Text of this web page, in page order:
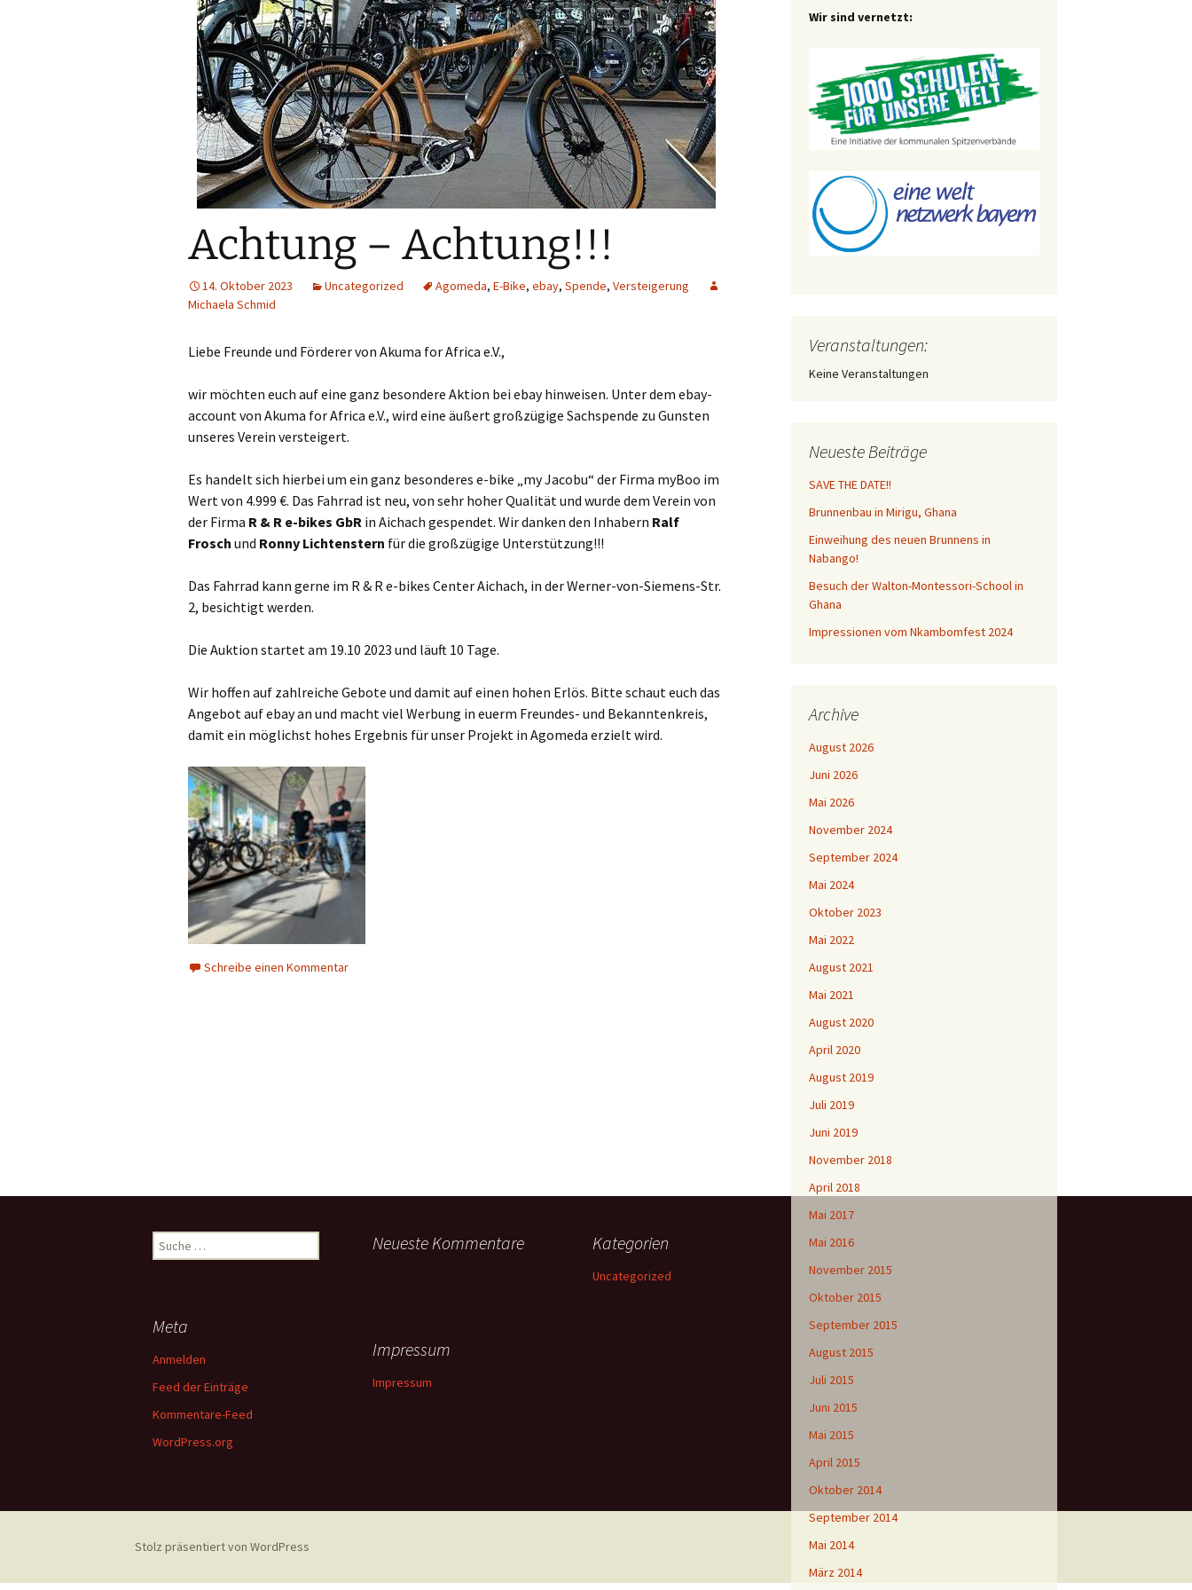
Achtung – Achtung!!!
14. Oktober 2023 Uncategorized Agomeda, E-Bike, ebay, Spende, Versteigerung
Michaela Schmid
Liebe Freunde und Förderer von Akuma for Africa e.V.,
wir möchten euch auf eine ganz besondere Aktion bei ebay hinweisen. Unter dem ebay-
account von Akuma for Africa e.V., wird eine äußert großzügige Sachspende zu Gunsten
unseres Verein versteigert.
Es handelt sich hierbei um ein ganz besonderes e-bike „my Jacobu“ der Firma myBoo im
Wert von 4.999 €. Das Fahrrad ist neu, von sehr hoher Qualität und wurde dem Verein von
der Firma R & R e-bikes GbR in Aichach gespendet. Wir danken den Inhabern Ralf
Frosch und Ronny Lichtenstern für die großzügige Unterstützung!!!
Das Fahrrad kann gerne im R & R e-bikes Center Aichach, in der Werner-von-Siemens-Str.
2, besichtigt werden.
Die Auktion startet am 19.10 2023 und läuft 10 Tage.
Wir hoffen auf zahlreiche Gebote und damit auf einen hohen Erlös. Bitte schaut euch das
Angebot auf ebay an und macht viel Werbung in euerm Freundes- und Bekanntenkreis,
damit ein möglichst hohes Ergebnis für unser Projekt in Agomeda erzielt wird.
Schreibe einen Kommentar
Wir sind vernetzt:
Veranstaltungen:
Keine Veranstaltungen
Neueste Beiträge
SAVE THE DATE!!
Brunnenbau in Mirigu, Ghana
Einweihung des neuen Brunnens in
Nabango!
Besuch der Walton-Montessori-School in
Ghana
Impressionen vom Nkambomfest 2024
Archive
August 2026
Juni 2026
Mai 2026
November 2024
September 2024
Mai 2024
Oktober 2023
Mai 2022
August 2021
Mai 2021
August 2020
April 2020
August 2019
Juli 2019
Juni 2019
November 2018
April 2018
Mai 2017
Mai 2016
November 2015
Oktober 2015
September 2015
August 2015
Juli 2015
Juni 2015
Mai 2015
April 2015
Oktober 2014
September 2014
Mai 2014
März 2014
Suche
nach:
Neueste Kommentare Kategorien
Uncategorized
Meta
Anmelden
Feed der Einträge
Kommentare-Feed
WordPress.org
Impressum
Impressum
Stolz präsentiert von WordPress